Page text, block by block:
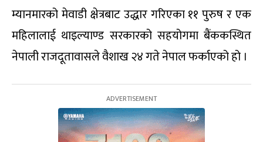
म्यानमारको मेवाडी क्षेत्रबाट उद्धार गरिएका ११ पुरुष र एक
महिलालाई थाइल्याण्ड सरकारको सहयोगमा बैंककस्थित
नेपाली राजदूतावासले वैशाख २४ गते नेपाल फर्काएको हो ।